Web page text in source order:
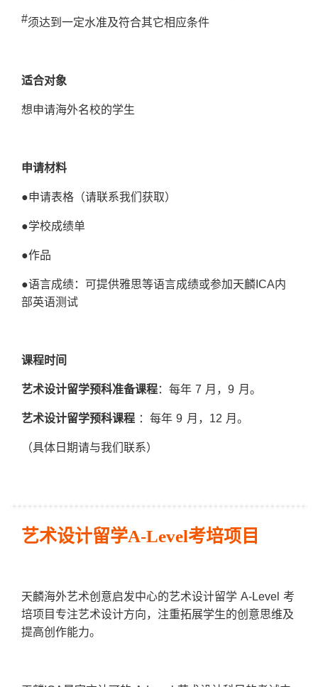
#须达到一定水准及符合其它相应条件
适合对象
想申请海外名校的学生
申请材料
●申请表格（请联系我们获取）
●学校成绩单
●作品
●语言成绩：可提供雅思等语言成绩或参加天麟ICA内
部英语测试
课程时间
艺术设计留学预科准备课程：每年 7 月，9 月。
艺术设计留学预科课程 ：每年 9 月，12 月。
（具体日期请与我们联系）
艺术设计留学A-Level考培项目
天麟海外艺术创意启发中心的艺术设计留学 A-Level 考
培项目专注艺术设计方向，注重拓展学生的创意思维及
提高创作能力。